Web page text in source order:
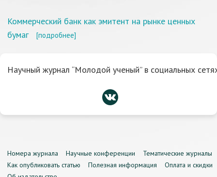
Коммерческий банк как эмитент на рынке ценных
бумаг
[подробнее]
Научный журнал “Молодой ученый” в социальных
Номера журнала Научные конференции
Тематические журналы
Как опубликовать статью
Полезная информация
Оплата и скидки